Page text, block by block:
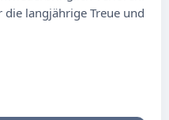
langjährige Treue und